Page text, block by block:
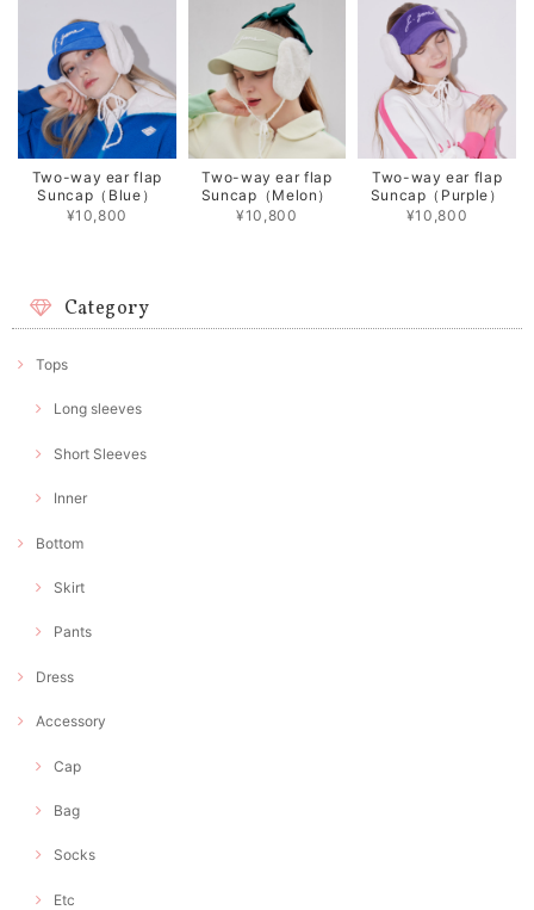
Two-way ear flap
Suncap（Blue）
¥10,800
Two-way ear flap
Suncap（Melon）
¥10,800
Two-way ear flap
Suncap（Purple）
¥10,800
Category
Tops
Long sleeves
Short Sleeves
Inner
Bottom
Skirt
Pants
Dress
Accessory
Cap
Bag
Socks
Etc